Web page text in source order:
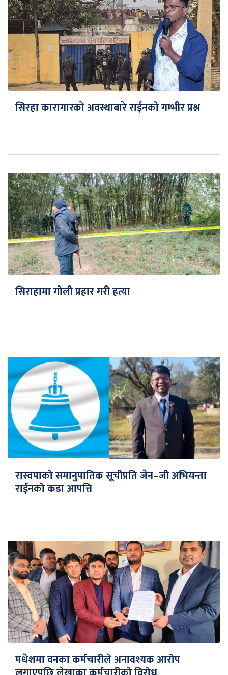
सिरहा कारागारको अवस्थाबारे राईनको गम्भीर प्रश्न
सिराहामा गोली प्रहार गरी हत्या
रास्वपाको समानुपातिक सूचीप्रति जेन–जी अभियन्ता
राईनको कडा आपत्ति
मधेशमा वनका कर्मचारीले अनावश्यक आरोप